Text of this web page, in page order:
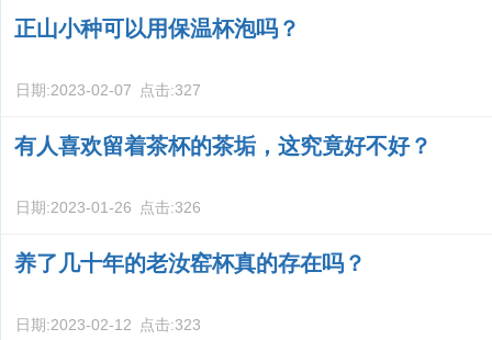
正山小种可以用保温杯泡吗？
日期:2023-02-07 点击:327
有人喜欢留着茶杯的茶垢，这究竟好不好？
日期:2023-01-26 点击:326
养了几十年的老汝窑杯真的存在吗？
日期:2023-02-12 点击:323